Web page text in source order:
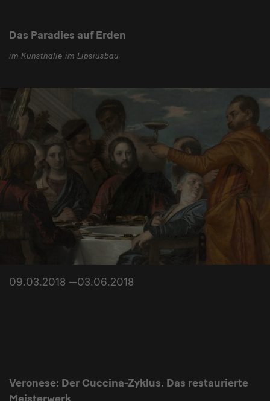
Das Paradies auf Erden
im Kunsthalle im Lipsiusbau
09.03.2018 —03.06.2018
Veronese: Der Cuccina-Zyklus. Das restaurierte